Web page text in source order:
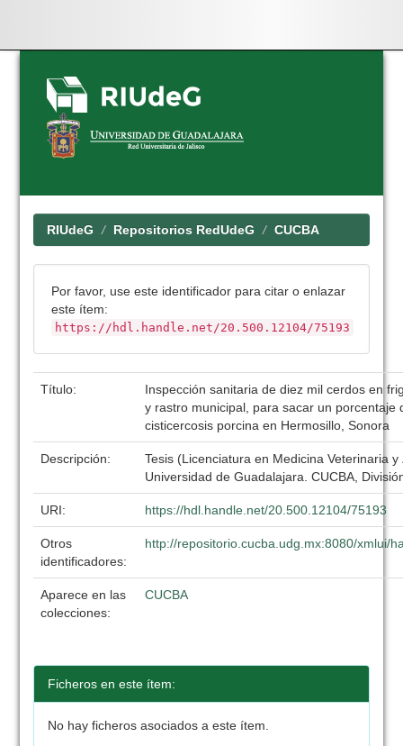
Skip
navigation
RIUdeG Repositorios RedUdeG CUCBA
Por favor, use este identificador para citar o enlazar
este ítem:
https://hdl.handle.net/20.500.12104/75193
Título:
Inspección sanitaria de diez mil cerdos en
y rastro municipal, para sacar un porcentaje
cisticercosis porcina en Hermosillo, Sonora
Descripción:
Tesis (Licenciatura en Medicina Veterinaria
Universidad de Guadalajara. CUCBA,
URI: https://hdl.handle.net/20.500.12104/75193
Otros
identificadores:
http://repositorio.cucba.udg.mx:8080/xmlui/
Aparece en las
colecciones:
CUCBA
Ficheros en este ítem:
No hay ficheros asociados a este ítem.